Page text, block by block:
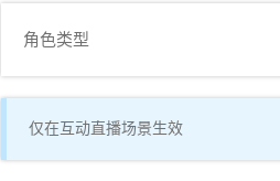
角色类型
仅在互动直播场景生效